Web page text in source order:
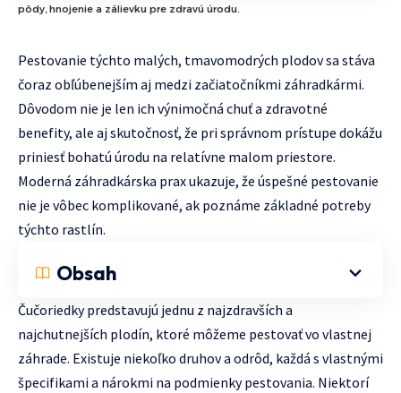
pôdy, hnojenie a zálievku pre zdravú úrodu.
Pestovanie týchto malých, tmavomodrých plodov sa stáva
čoraz obľúbenejším aj medzi začiatočníkmi záhradkármi.
Dôvodom nie je len ich výnimočná chuť a zdravotné
benefity, ale aj skutočnosť, že pri správnom prístupe dokážu
priniesť bohatú úrodu na relatívne malom priestore.
Moderná záhradkárska prax ukazuje, že úspešné pestovanie
nie je vôbec komplikované, ak poznáme základné potreby
týchto rastlín.
Obsah
Čučoriedky predstavujú jednu z najzdravších a
najchutnejších plodín, ktoré môžeme pestovať vo vlastnej
záhrade. Existuje niekoľko druhov a odrôd, každá s vlastnými
špecifikami a nárokmi na podmienky pestovania. Niektorí